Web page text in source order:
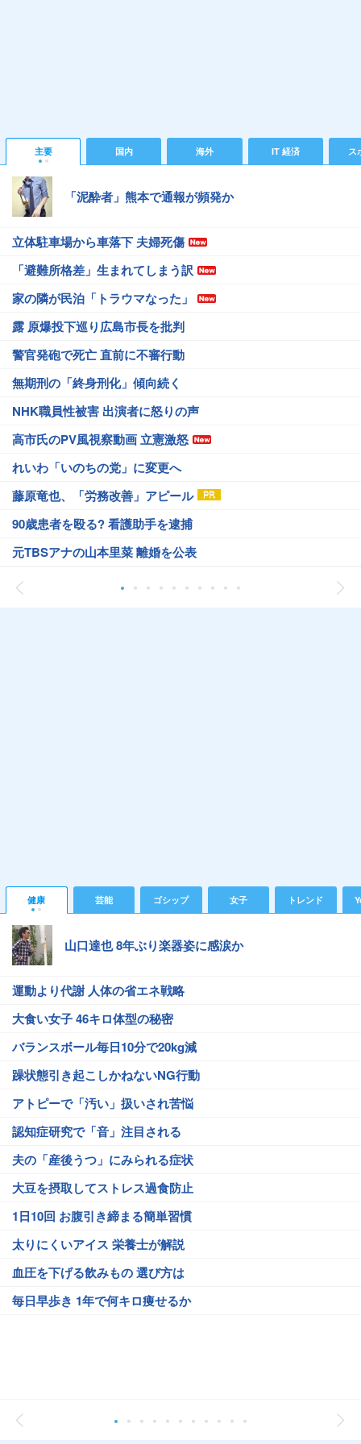
主要 国内 海外 IT 経済 ス
「泥酔者」熊本で通報が頻発か
立体駐車場から車落下 夫婦死傷
「避難所格差」生まれてしまう訳
家の隣が民泊「トラウマなった」
露 原爆投下巡り広島市長を批判
警官発砲で死亡 直前に不審行動
無期刑の「終身刑化」傾向続く
NHK職員性被害 出演者に怒りの声
高市氏のPV風視察動画 立憲激怒
れいわ「いのちの党」に変更へ
藤原竜也、「労務改善」アピール
90歳患者を殴る? 看護助手を逮捕
元TBSアナの山本里菜 離婚を公表
健康 芸能 ゴシップ 女子 トレンド
山口達也 8年ぶり楽器姿に感涙か
運動より代謝 人体の省エネ戦略
大食い女子 46キロ体型の秘密
バランスボール毎日10分で20kg減
躁状態引き起こしかねないNG行動
アトピーで「汚い」扱いされ苦悩
認知症研究で「音」注目される
夫の「産後うつ」にみられる症状
大豆を摂取してストレス過食防止
1日10回 お腹引き締まる簡単習慣
太りにくいアイス 栄養士が解説
血圧を下げる飲みもの 選び方は
毎日早歩き 1年で何キロ痩せるか